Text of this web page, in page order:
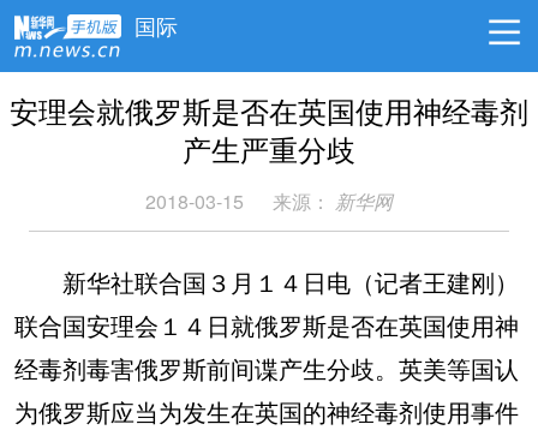
国际
安理会就俄罗斯是否在英国使用神经毒剂
产生严重分歧
2018-03-15 来源： 新华网
新华社联合国３月１４日电（记者王建刚）
联合国安理会１４日就俄罗斯是否在英国使用神
经毒剂毒害俄罗斯前间谍产生分歧。英美等国认
为俄罗斯应当为发生在英国的神经毒剂使用事件